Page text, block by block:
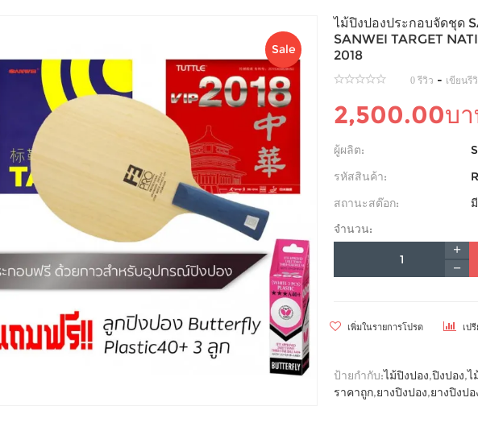
Sale
ไม้ปิงปองประกอบจัดชุด
SANWEI TARGET
2018
0 รีวิว - เขียนรี
2,500.00บ
ผู้ผลิต:
รหัสสินค้า:
สถานะสต๊อก:
จำนวน:
เพิ่มในรายการโปรด เป
ป้ายกำกับ:ไม้ปิงปอง,ปิงปอง,ไ
ราคาถูก,ยางปิงปอง,ยางปิงป